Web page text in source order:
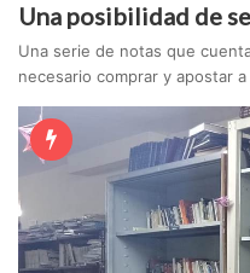
Una posibilidad de
Una serie de notas que
necesario comprar y apostar